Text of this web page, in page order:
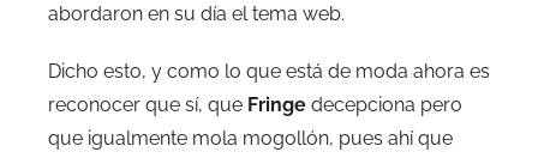
abordaron en su día el tema web.
Dicho esto, y como lo que está de moda ahora es
reconocer que sí, que Fringe decepciona pero
que igualmente mola mogollón, pues ahí que